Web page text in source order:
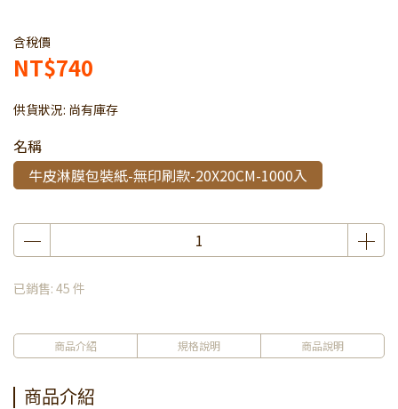
含稅價
NT$740
供貨狀況: 尚有庫存
名稱
牛皮淋膜包裝紙-無印刷款-20X20CM-1000入
已銷售: 45 件
商品介紹 規格說明 商品說明
商品介紹